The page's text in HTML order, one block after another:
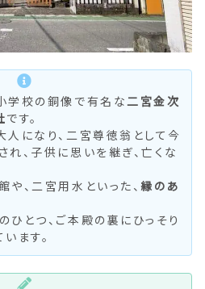
学校の銅像で有名な二宮金次
です。
になり、二宮尊徳翁として今
、子供に思いを継ぎ、亡くな
、二宮用水といった、縁のあ
とつ、ご本殿の裏にひっそり
ます。